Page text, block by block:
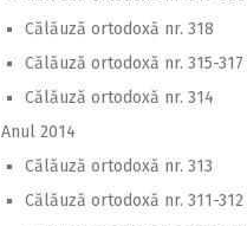
Călăuză ortodoxă nr. 318
Călăuză ortodoxă nr. 315-317
Călăuză ortodoxă nr. 314
Anul 2014
Călăuză ortodoxă nr. 313
Călăuză ortodoxă nr. 311-312